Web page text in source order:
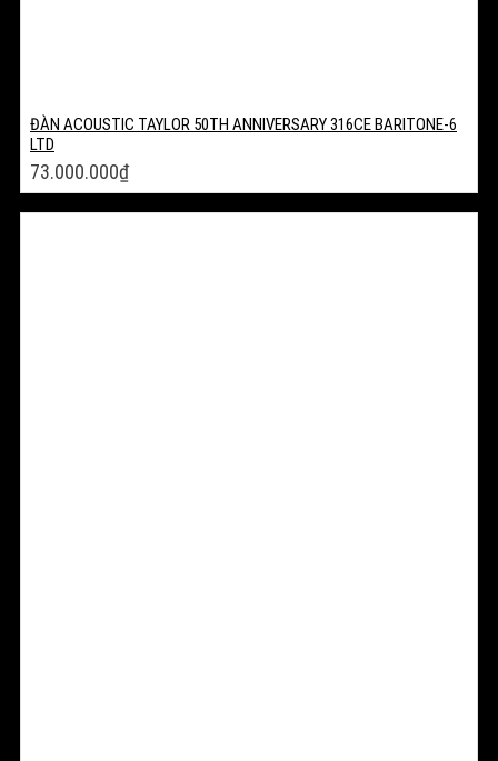
ĐÀN ACOUSTIC TAYLOR 50TH ANNIVERSARY 316CE BARITONE-6
LTD
73.000.000₫